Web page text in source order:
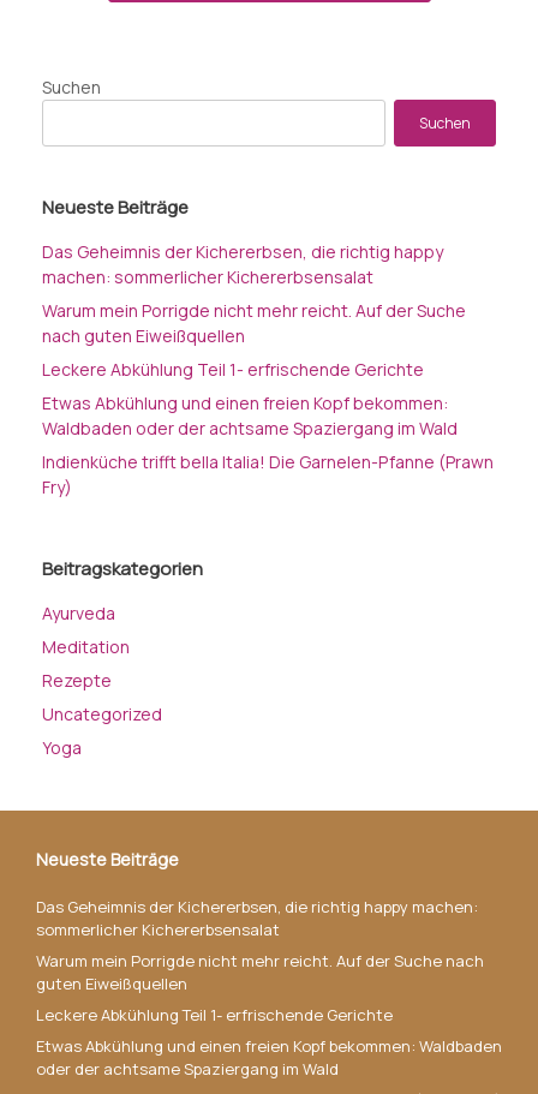
Suchen
Suchen
Neueste Beiträge
Das Geheimnis der Kichererbsen, die richtig happy
machen: sommerlicher Kichererbsensalat
Warum mein Porrigde nicht mehr reicht. Auf der Suche
nach guten Eiweißquellen
Leckere Abkühlung Teil 1- erfrischende Gerichte
Etwas Abkühlung und einen freien Kopf bekommen:
Waldbaden oder der achtsame Spaziergang im Wald
Indienküche trifft bella Italia! Die Garnelen-Pfanne (Prawn
Fry)
Beitragskategorien
Ayurveda
Meditation
Rezepte
Uncategorized
Yoga
Neueste Beiträge
Das Geheimnis der Kichererbsen, die richtig happy machen:
sommerlicher Kichererbsensalat
Warum mein Porrigde nicht mehr reicht. Auf der Suche nach
guten Eiweißquellen
Leckere Abkühlung Teil 1- erfrischende Gerichte
Etwas Abkühlung und einen freien Kopf bekommen: Waldbaden
oder der achtsame Spaziergang im Wald